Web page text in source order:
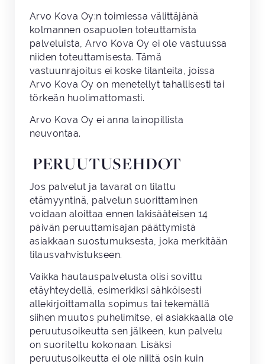
Arvo Kova Oy:n toimiessa välittäjänä
kolmannen osapuolen toteuttamista
palveluista, Arvo Kova Oy ei ole vastuussa
niiden toteuttamisesta. Tämä
vastuunrajoitus ei koske tilanteita, joissa
Arvo Kova Oy on menetellyt tahallisesti tai
törkeän huolimattomasti.
Arvo Kova Oy ei anna lainopillista
neuvontaa.
PERUUTUSEHDOT
Jos palvelut ja tavarat on tilattu
etämyyntinä, palvelun suorittaminen
voidaan aloittaa ennen lakisääteisen 14
päivän peruuttamisajan päättymistä
asiakkaan suostumuksesta, joka merkitään
tilausvahvistukseen.
Vaikka hautauspalvelusta olisi sovittu
etäyhteydellä, esimerkiksi sähköisesti
allekirjoittamalla sopimus tai tekemällä
siihen muutos puhelimitse, ei asiakkaalla ole
peruutusoikeutta sen jälkeen, kun palvelu
on suoritettu kokonaan. Lisäksi
peruutusoikeutta ei ole niiltä osin kuin